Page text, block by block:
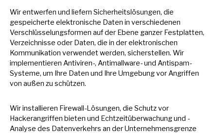
Wir entwerfen und liefern Sicherheitslösungen, die
gespeicherte elektronische Daten in verschiedenen
Verschlüsselungsformen auf der Ebene ganzer Festplatten,
Verzeichnisse oder Daten, die in der elektronischen
Kommunikation verwendet werden, sicherstellen. Wir
implementieren Antiviren-, Antimallware- und Antispam-
Systeme, um Ihre Daten und Ihre Umgebung vor Angriffen
von außen zu schützen.
Wir installieren Firewall-Lösungen, die Schutz vor
Hackerangriffen bieten und Echtzeitüberwachung und -
Analyse des Datenverkehrs an der Unternehmensgrenze